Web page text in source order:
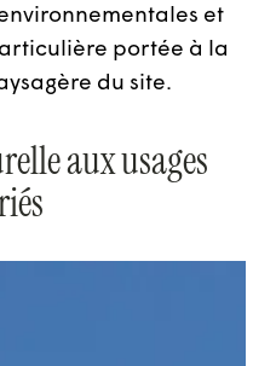
et
portée à la
du site.
aux usages